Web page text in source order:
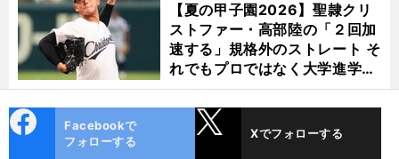
【夏の甲子園2026】聖隷クリ
ストファー・高部陸の「２回加
速する」規格外のストレート そ
れでもプロではなく大学進学を
選ぶ理由
ok
Facebookで
フォローする
Xでフォローする